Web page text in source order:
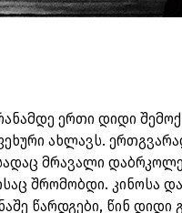
ერთი დიდი
ახლავს.
მრავალი
შრომობდი. კინოსა
წარდგები, წინ